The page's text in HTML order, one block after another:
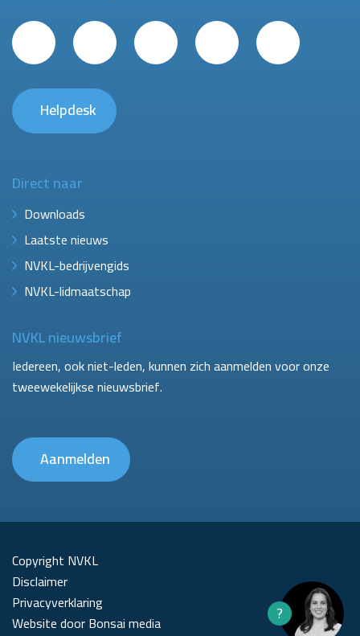
Helpdesk
Direct naar
Downloads
Laatste nieuws
NVKL-bedrijvengids
NVKL-lidmaatschap
NVKL nieuwsbrief
Iedereen, ook niet-leden, kunnen zich aanmelden voor onze
tweewekelijkse nieuwsbrief.
Aanmelden
Copyright NVKL
Disclaimer
Privacyverklaring
Website door Bonsai media
?